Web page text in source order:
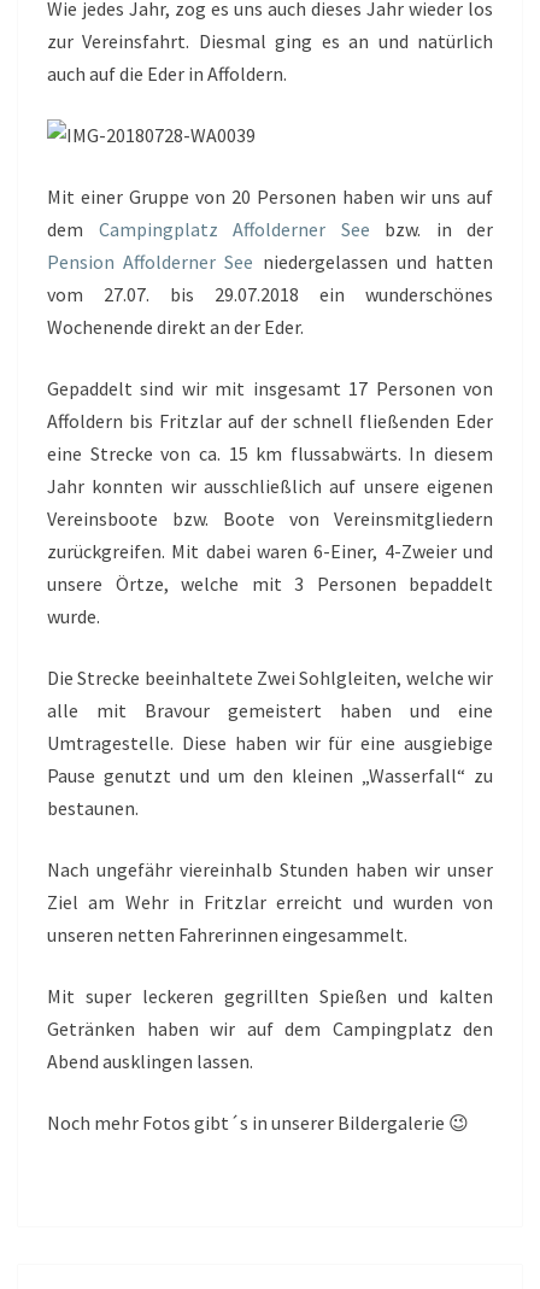
Wie jedes Jahr, zog es uns auch dieses Jahr wieder los
zur Vereinsfahrt. Diesmal ging es an und natürlich
auch auf die Eder in Affoldern.
Mit einer Gruppe von 20 Personen haben wir uns auf
dem Campingplatz Affolderner See bzw. in der
Pension Affolderner See niedergelassen und hatten
vom 27.07. bis 29.07.2018 ein wunderschönes
Wochenende direkt an der Eder.
Gepaddelt sind wir mit insgesamt 17 Personen von
Affoldern bis Fritzlar auf der schnell fließenden Eder
eine Strecke von ca. 15 km flussabwärts. In diesem
Jahr konnten wir ausschließlich auf unsere eigenen
Vereinsboote bzw. Boote von Vereinsmitgliedern
zurückgreifen. Mit dabei waren 6-Einer, 4-Zweier und
unsere Örtze, welche mit 3 Personen bepaddelt
wurde.
Die Strecke beeinhaltete Zwei Sohlgleiten, welche wir
alle mit Bravour gemeistert haben und eine
Umtragestelle. Diese haben wir für eine ausgiebige
Pause genutzt und um den kleinen „Wasserfall“ zu
bestaunen.
Nach ungefähr viereinhalb Stunden haben wir unser
Ziel am Wehr in Fritzlar erreicht und wurden von
unseren netten Fahrerinnen eingesammelt.
Mit super leckeren gegrillten Spießen und kalten
Getränken haben wir auf dem Campingplatz den
Abend ausklingen lassen.
Noch mehr Fotos gibt´s in unserer Bildergalerie 😉